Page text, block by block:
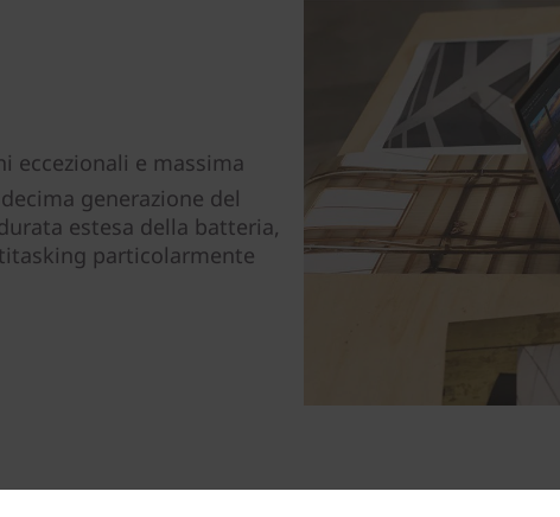
eccezionali e massima
generazione del
estesa della batteria,
particolarmente